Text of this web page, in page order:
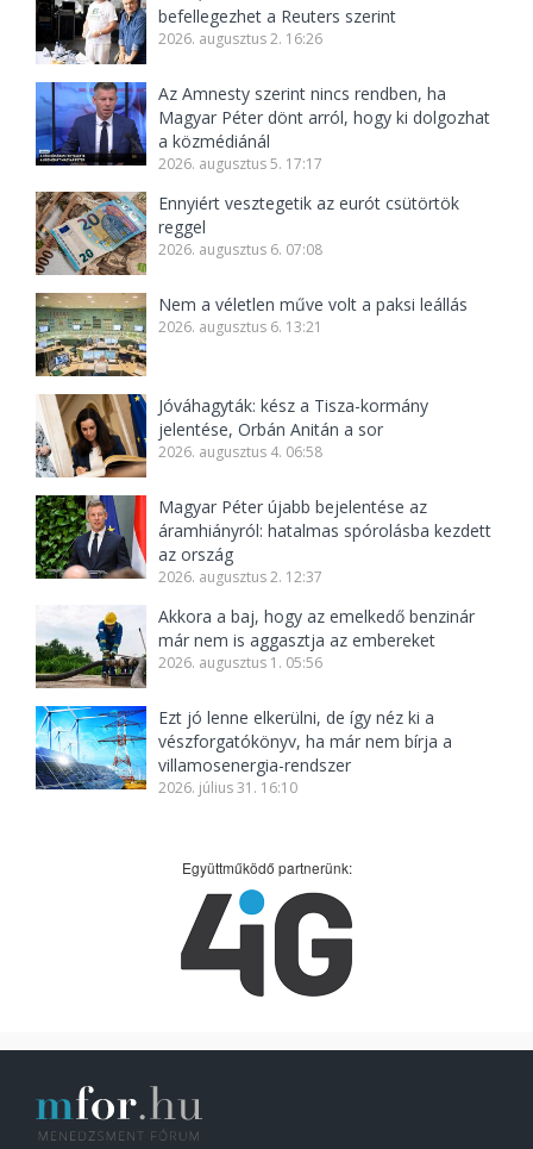
befellegezhet a Reuters szerint
2026. augusztus 2. 16:26
Az Amnesty szerint nincs rendben, ha
Magyar Péter dönt arról, hogy ki dolgozhat
a közmédiánál
2026. augusztus 5. 17:17
Ennyiért vesztegetik az eurót csütörtök
reggel
2026. augusztus 6. 07:08
Nem a véletlen műve volt a paksi leállás
2026. augusztus 6. 13:21
Jóváhagyták: kész a Tisza-kormány
jelentése, Orbán Anitán a sor
2026. augusztus 4. 06:58
Magyar Péter újabb bejelentése az
áramhiányról: hatalmas spórolásba kezdett
az ország
2026. augusztus 2. 12:37
Akkora a baj, hogy az emelkedő benzinár
már nem is aggasztja az embereket
2026. augusztus 1. 05:56
Ezt jó lenne elkerülni, de így néz ki a
vészforgatókönyv, ha már nem bírja a
villamosenergia-rendszer
2026. július 31. 16:10
Együttműködő partnerünk: